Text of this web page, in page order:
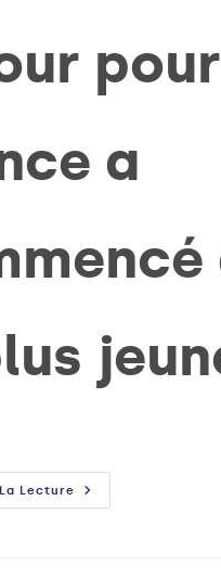
a
Lecture